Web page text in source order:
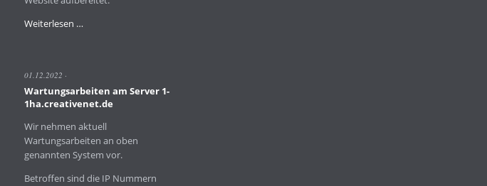
Weiterlesen …
und
8.2rc7
01.12.2022
Wartungsarbeiten am Server 1-
1ha.creativenet.de
Wir nehmen aktuell
Wartungsarbeiten an oben
genannten System vor.
Betroffen sind die IP Nummern